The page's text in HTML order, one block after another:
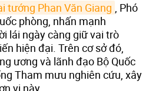
tướng Phan Văn Giang , Phó
phòng, nhấn mạnh
lái ngày càng giữ vai trò
hiện đại. Trên cơ sở đó,
ương và lãnh đạo Bộ Quốc
Tham mưu nghiên cứu, xây
vị này.